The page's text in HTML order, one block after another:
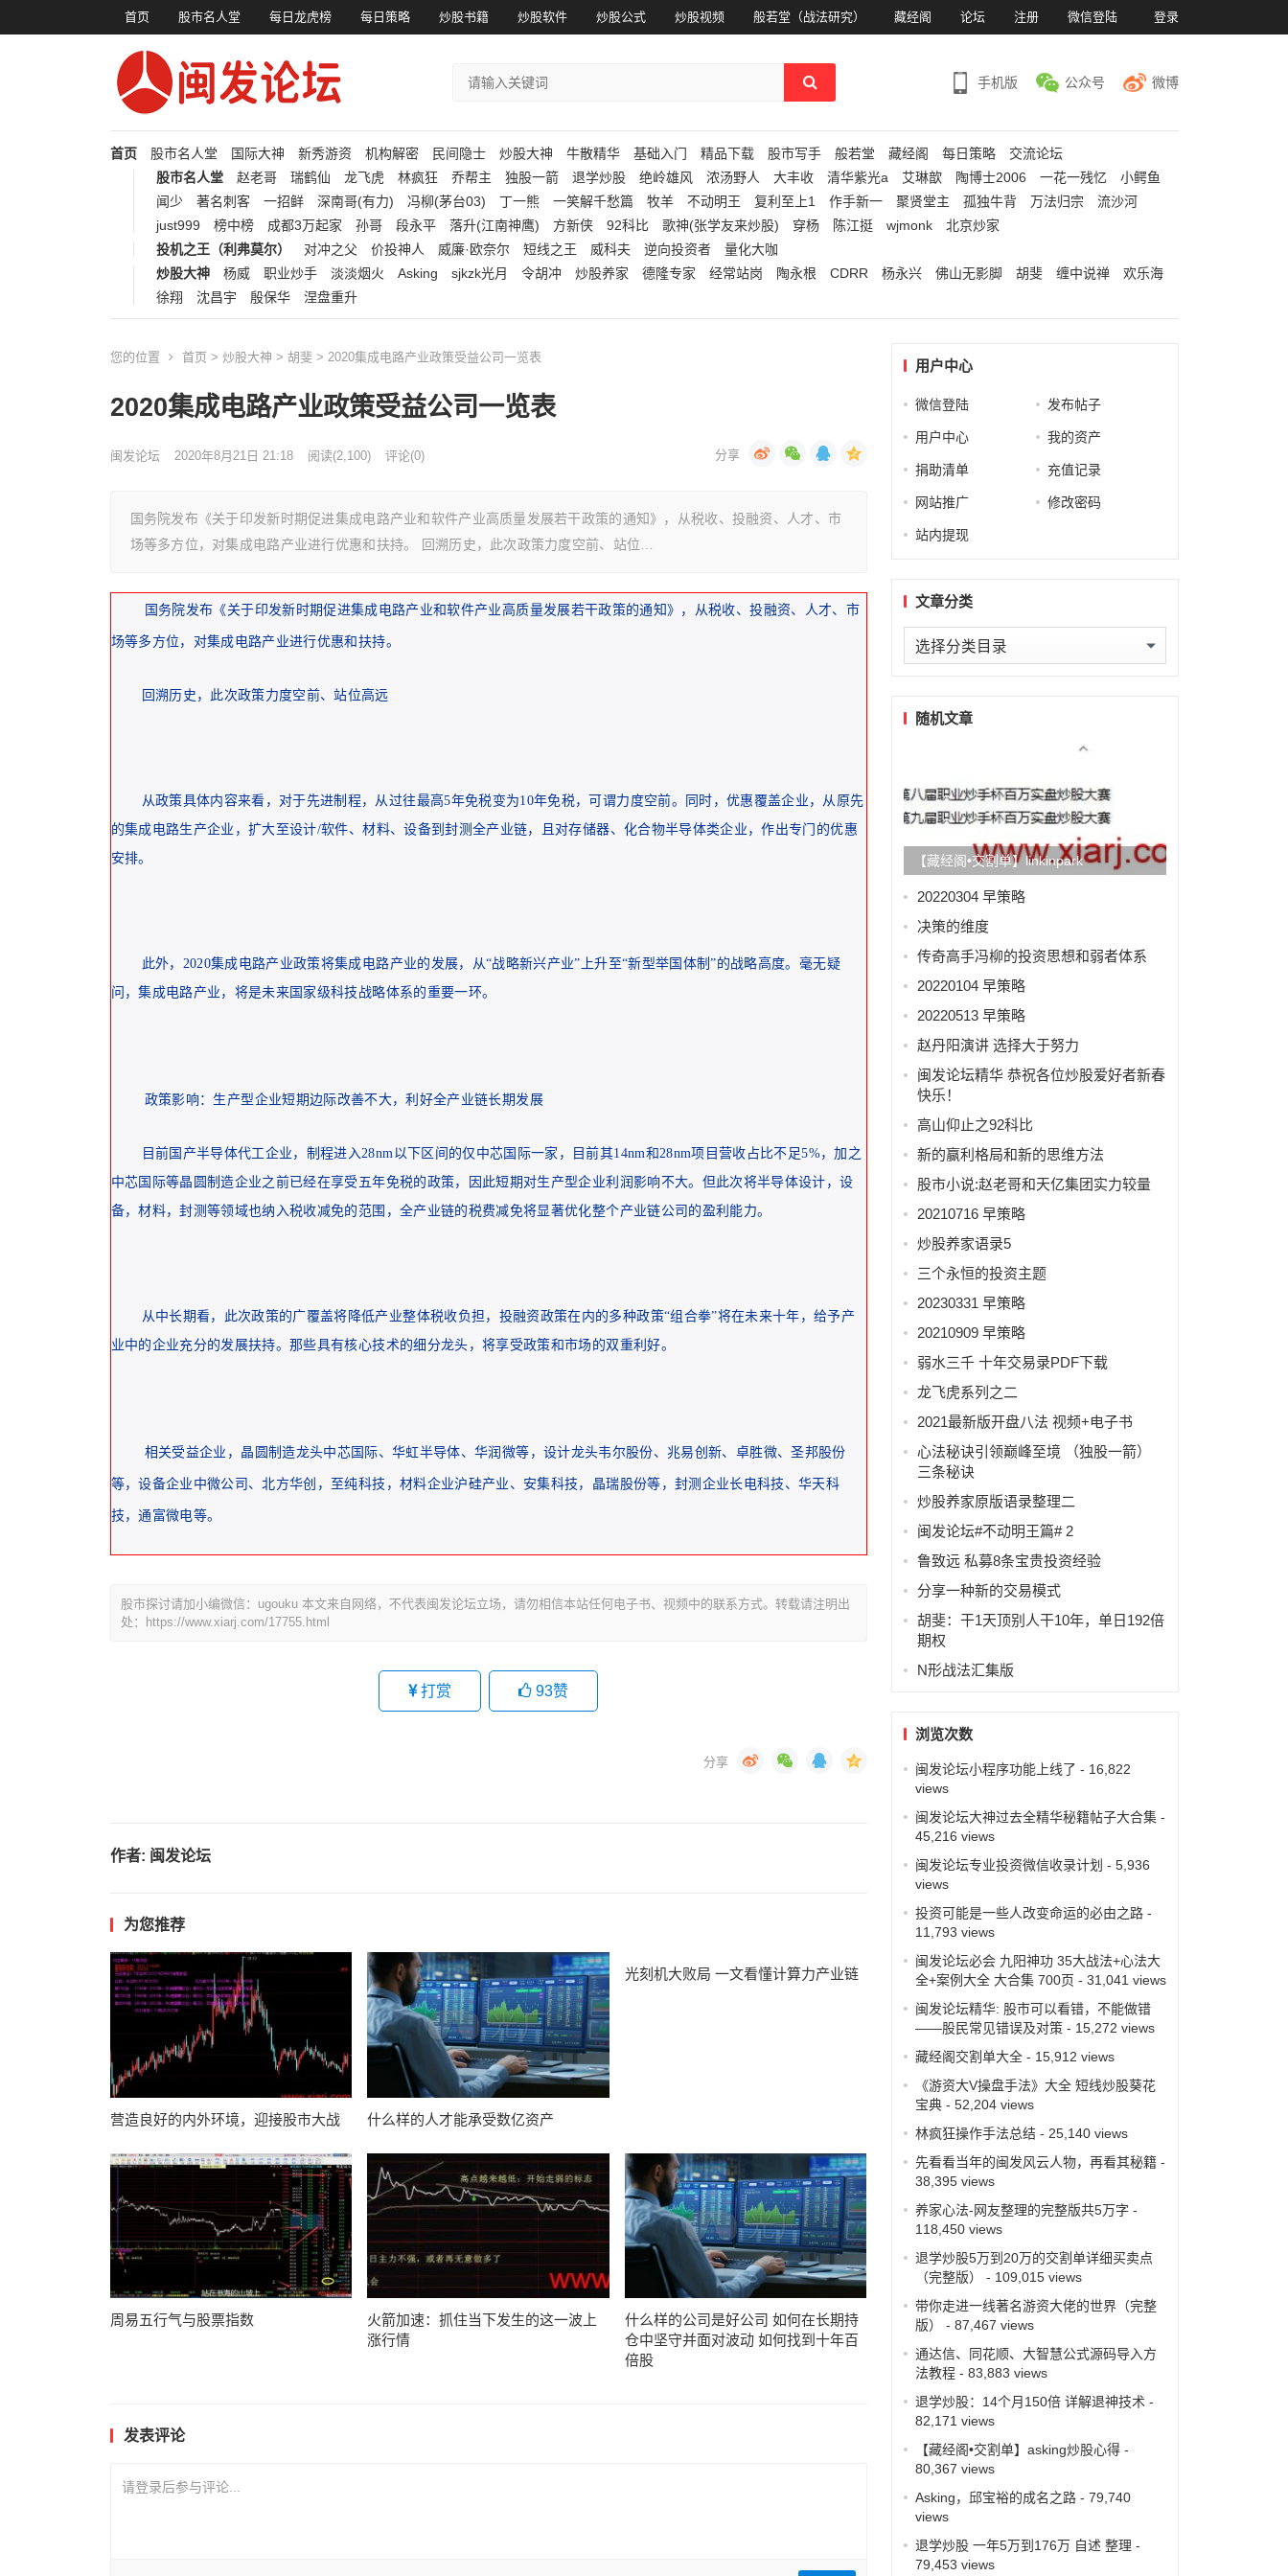
首页 股市名人堂 每日龙虎榜 每日策略 炒股书籍 炒股软件 炒股公式 炒股视频 般若堂（战法研究） 藏经阁 论坛 注册 微信登陆 登录
手机版 公众号 微博
首页 股市名人堂 国际大神 新秀游资 机构解密 民间隐士 炒股大神 牛散精华 基础入门 精品下载 股市写手 般若堂 藏经阁 每日策略
交流论坛
股市名人堂
赵老哥 瑞鹤仙 龙飞虎 林疯狂 乔帮主 独股一箭 退学炒股 绝岭雄风 浓汤野人 大丰收 清华紫光a 艾琳歆 陶博士2006 一花一残忆
小鳄鱼
闻少
著名刺客 一招鲜 深南哥(有力) 冯柳(茅台03) 丁一熊 一笑解千愁篇 牧羊 不动明王 复利至上1 作手新一 聚贤堂主 孤独牛背 万法归宗
流沙河
just999
榜中榜 成都3万起家 孙哥 段永平 落升(江南神鹰) 方新侠 92科比 歌神(张学友来炒股) 穿杨 陈江挺 wjmonk
北京炒家
投机之王（利弗莫尔）
对冲之父 价投神人 威廉·欧奈尔 短线之王 威科夫 逆向投资者
量化大咖
炒股大神
杨威 职业炒手 淡淡烟火 Asking sjkzk光月 令胡冲 炒股养家 德隆专家 经常站岗 陶永根 CDRR 杨永兴 佛山无影脚 胡斐 缠中说禅
欢乐海
徐翔
沈昌宇 殷保华 涅盘重升
您的位置 首页 > 炒股大神 > 胡斐 > 2020集成电路产业政策受益公司一览表
2020集成电路产业政策受益公司一览表
闽发论坛 2020年8月21日 21:18 阅读(2,100) 评论(0)
国务院发布《关于印发新时期促进集成电路产业和软件产业高质量发展若干政策的通知》，从税收、投融资、人才、市
场等多方位，对集成电路产业进行优惠和扶持。 回溯历史，此次政策力度空前、站位…
国务院发布《关于印发新时期促进集成电路产业和软件产业高质量发展若干政策的通知》，从税收、投融资、人才、市
场等多方位，对集成电路产业进行优惠和扶持。
回溯历史，此次政策力度空前、站位高远
从政策具体内容来看，对于先进制程，从过往最高5年免税变为10年免税，可谓力度空前。同时，优惠覆盖企业，从原先
的集成电路生产企业，扩大至设计/软件、材料、设备到封测全产业链，且对存储器、化合物半导体类企业，作出专门的优惠
安排。
此外，2020集成电路产业政策将集成电路产业的发展，从“战略新兴产业”上升至“新型举国体制”的战略高度。毫无疑
问，集成电路产业，将是未来国家级科技战略体系的重要一环。
政策影响：生产型企业短期边际改善不大，利好全产业链长期发展
目前国产半导体代工企业，制程进入28nm以下区间的仅中芯国际一家，目前其14nm和28nm项目营收占比不足5%，加之
中芯国际等晶圆制造企业之前已经在享受五年免税的政策，因此短期对生产型企业利润影响不大。但此次将半导体设计，设
备，材料，封测等领域也纳入税收减免的范围，全产业链的税费减免将显著优化整个产业链公司的盈利能力。
从中长期看，此次政策的广覆盖将降低产业整体税收负担，投融资政策在内的多种政策“组合拳”将在未来十年，给予产
业中的企业充分的发展扶持。那些具有核心技术的细分龙头，将享受政策和市场的双重利好。
相关受益企业，晶圆制造龙头中芯国际、华虹半导体、华润微等，设计龙头韦尔股份、兆易创新、卓胜微、圣邦股份
等，设备企业中微公司、北方华创，至纯科技，材料企业沪硅产业、安集科技，晶瑞股份等，封测企业长电科技、华天科
技，通富微电等。
股市探讨请加小编微信：ugouku 本文来自网络，不代表闽发论坛立场，请勿相信本站任何电子书、视频中的联系方式。转载请注明出
处：https://www.xiarj.com/17755.html
打赏 93赞
作者: 闽发论坛
为您推荐
营造良好的内外环境，迎接股市大战 什么样的人才能承受数亿资产
光刻机大败局 一文看懂计算力产业链
周易五行气与股票指数
火箭加速：抓住当下发生的这一波上
涨行情
什么样的公司是好公司 如何在长期持
仓中坚守并面对波动 如何找到十年百
倍股
发表评论
请登录后参与评论...
用户中心
微信登陆 发布帖子
用户中心 我的资产
捐助清单 充值记录
网站推广 修改密码
站内提现
文章分类
文
章
类随机文章
【藏经阁•交割单】linkinpark
20220304 早策略
决策的维度
传奇高手冯柳的投资思想和弱者体系
20220104 早策略
20220513 早策略
赵丹阳演讲 选择大于努力
闽发论坛精华 恭祝各位炒股爱好者新春
快乐！
高山仰止之92科比
新的赢利格局和新的思维方法
股市小说:赵老哥和天亿集团实力较量
20210716 早策略
炒股养家语录5
三个永恒的投资主题
20230331 早策略
20210909 早策略
弱水三千 十年交易录PDF下载
龙飞虎系列之二
2021最新版开盘八法 视频+电子书
心法秘诀引领巅峰至境 （独股一箭）
三条秘诀
炒股养家原版语录整理二
闽发论坛#不动明王篇# 2
鲁致远 私募8条宝贵投资经验
分享一种新的交易模式
胡斐：干1天顶别人干10年，单日192倍
期权
N形战法汇集版
浏览次数
闽发论坛小程序功能上线了 - 16,822
views
闽发论坛大神过去全精华秘籍帖子大合集-
45,216 views
闽发论坛专业投资微信收录计划 - 5,936
views
投资可能是一些人改变命运的必由之路-
11,793 views
闽发论坛必会 九阳神功 35大战法+心法大
全+案例大全 大合集 700页 - 31,041 views
闽发论坛精华: 股市可以看错，不能做错
——股民常见错误及对策- 15,272 views
藏经阁交割单大全- 15,912 views
《游资大V操盘手法》大全 短线炒股葵花
宝典- 52,204 views
林疯狂操作手法总结- 25,140 views
先看看当年的闽发风云人物，再看其秘籍-
38,395 views
养家心法-网友整理的完整版共5万字 -
118,450 views
退学炒股5万到20万的交割单详细买卖点
（完整版）
- 109,015 views
带你走进一线著名游资大佬的世界（完整
版）
- 87,467 views
通达信、同花顺、大智慧公式源码导入方
法教程- 83,883 views
退学炒股：14个月150倍 详解退神技术 -
82,171 views
【藏经阁•交割单】asking炒股心得-
80,367 views
Asking，邱宝裕的成名之路- 79,740
views
退学炒股 一年5万到176万 自述 整理 -
79,453 views